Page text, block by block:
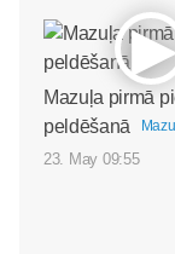
Mazuļa pirmā
peldēšanā
23. May 09:55